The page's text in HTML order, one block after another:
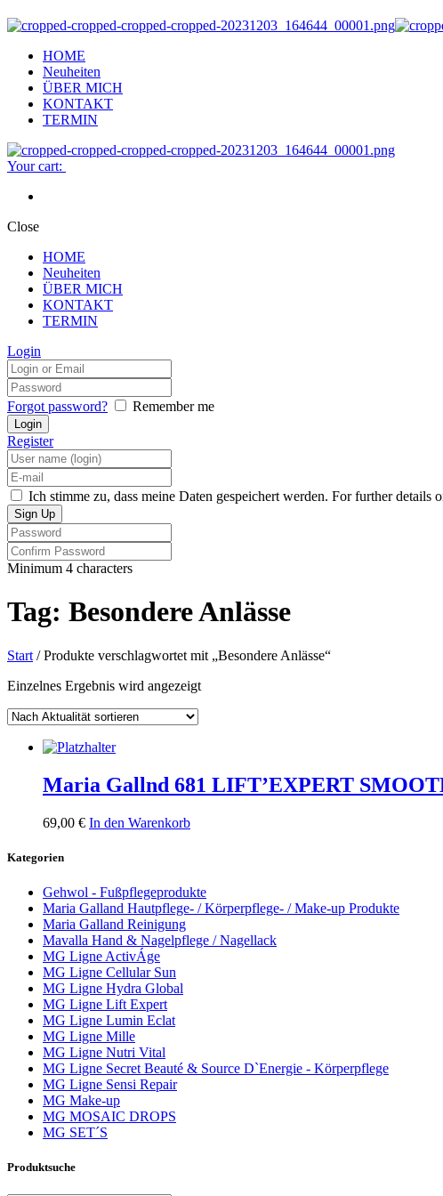
HOME
Neuheiten
ÜBER MICH
KONTAKT
TERMIN
Your cart:
Close
HOME
Neuheiten
ÜBER MICH
KONTAKT
TERMIN
Login
Forgot password? Remember me
Register
Ich stimme zu, dass meine Daten gespeichert werden. For further details
Minimum 4 characters
Tag: Besondere Anlässe
Start / Produkte verschlagwortet mit „Besondere Anlässe“
Einzelnes Ergebnis wird angezeigt
Maria Gallnd 681 LIFT’EXPERT
69,00 € In den Warenkorb
Kategorien
Gehwol - Fußpflegeprodukte
Maria Galland Hautpflege- / Körperpflege- / Make-up Produkte
Maria Galland Reinigung
Mavalla Hand & Nagelpflege / Nagellack
MG Ligne ActivÁge
MG Ligne Cellular Sun
MG Ligne Hydra Global
MG Ligne Lift Expert
MG Ligne Lumin Eclat
MG Ligne Mille
MG Ligne Nutri Vital
MG Ligne Secret Beauté & Source D`Energie - Körperpflege
MG Ligne Sensi Repair
MG Make-up
MG MOSAIC DROPS
MG SET´S
Produktsuche